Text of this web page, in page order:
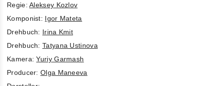
Regie:Aleksey Kozlov
Komponist: Igor Mateta
Drehbuch: Irina Kmit
Drehbuch:Tatyana Ustinova
Kamera:Yuriy Garmash
Producer: Olga Maneeva